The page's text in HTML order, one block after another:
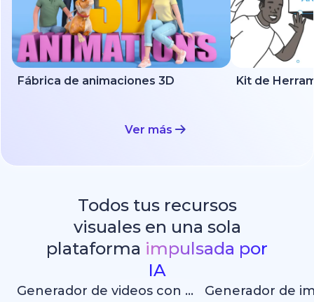
Fábrica de animaciones 3D
Ver más
Todos tus recursos
visuales en una sola
plataforma impulsada por
IA
Generador de videos con IA